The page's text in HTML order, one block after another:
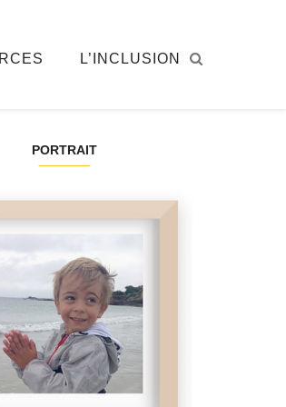
L’INCLUSION
PORTRAIT